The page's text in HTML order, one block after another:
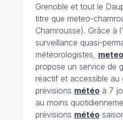
Grenoble et tout le
titre que meteo-
Chamrousse). Grâce à
surveillance quasi-
météorologistes,
propose un service de
réactif et accessible au
prévisions météoà 7
au moins
prévisions météo